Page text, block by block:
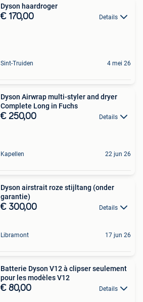
Dyson haardroger
€ 170,00 Details
Sint-Truiden 4 mei 26
Dyson Airwrap multi-styler and dryer
Complete Long in Fuchs
€ 250,00 Details
Kapellen 22 jun 26
Dyson airstrait roze stijltang (onder
garantie)
€ 300,00 Details
Libramont 17 jun 26
Batterie Dyson V12 à clipser seulement
pour les modèles V12
€ 80,00 Details